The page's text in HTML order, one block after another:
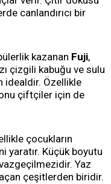
canlandırıcı bir
kazanan Fuji,
çizgili kabuğu ve sulu
idealdir. Özellikle
çiftçiler için de
çocukların
yaratır. Küçük boyutu
Yaz
çeşitlerden biridir.